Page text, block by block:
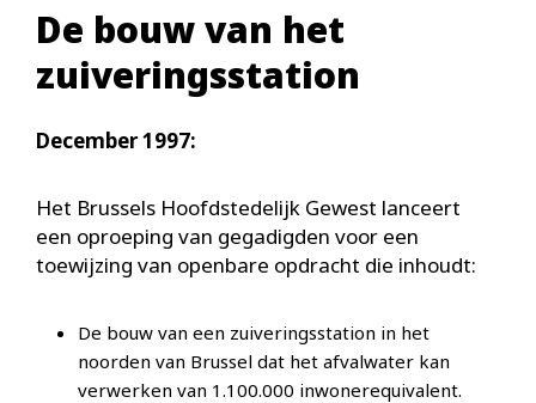
De bouw van het
zuiveringsstation
December 1997:
Het Brussels Hoofdstedelijk Gewest lanceert
een oproeping van gegadigden voor een
toewijzing van openbare opdracht die inhoudt:
De bouw van een zuiveringsstation in het
noorden van Brussel dat het afvalwater kan
verwerken van 1.100.000 inwonerequivalent.